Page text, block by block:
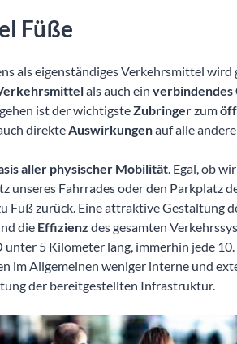
Füße
als eigenständiges Verkehrsmittel
als auch ein verbindendes
ist der wichtigsteZubringerzum
direkteAuswirkungenauf alle
aller physischer Mobilität. Egal, ob
unseres Fahrrades oder den Parkplatz
Fuß zurück. Eine attraktive Gestaltung
die Effizienz des gesamten
5 Kilometer lang, immerhin jede
im Allgemeinen weniger interne und
der bereitgestellten Infrastruktur.